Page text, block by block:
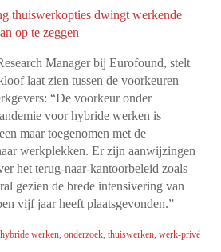
thuiswerkopties dwingt werkende
op te zeggen
Manager bij Eurofound, stelt
laat zien tussen de voorkeuren
“De voorkeur onder
voor hybride werken is
maar toegenomen met de
werkplekken. Er zijn aanwijzingen
het terug-naar-kantoorbeleid zoals
gezien de brede intensivering van
vijf jaar heeft plaatsgevonden.”
hybride werken, onderzoek, thuiswerken, werk-privé